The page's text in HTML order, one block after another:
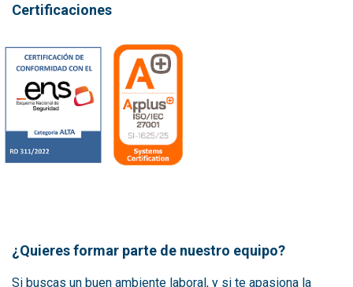
Certificaciones
¿Quieres formar parte de nuestro equipo?
Si buscas un buen ambiente laboral, y si te apasiona la